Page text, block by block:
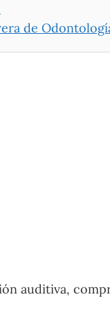
de
auditiva,